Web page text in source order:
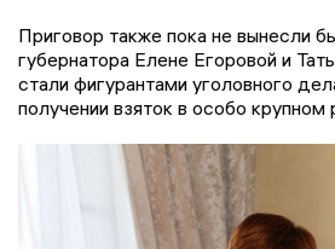
Приговор также пока не вынесли
губернатора Елене Егоровой и
стали фигурантами уголовного
получении взяток в особо крупном